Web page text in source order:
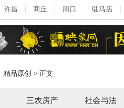
许昌 商丘 周口 驻马店
精品原创 > 正文
三农房产 社会与法